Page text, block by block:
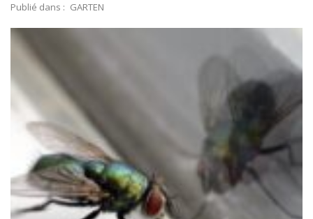
Publié dans : GARTEN